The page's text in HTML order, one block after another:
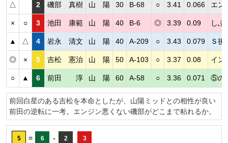
△ 2 磯部 真樹 山 陽 30 B-68 ○ 3.41 0.066 エン
× ○ 3 池田 康範 山 陽 40 B-6 ◎ 3.39 0.09 しぶ
▲ △ 4 岩永 清文 山 陽 40 A-209 ○ 3.43 0.079 Ｓ後
◎ × 5 吉松 憲治 山 陽 50 A-103 ○ 3.37 0.08 イン
○ ▲ 6 前田 淳 山 陽 60 A-58 ○ 3.36 0.071 ⑤の
前回白星のある吉松を本命としたが、山陽ミッドとの相性が良い
前田の逆転に一考。エンジン悪くない磯部がどこまで粘れるか。
5 = 6 - 2 3